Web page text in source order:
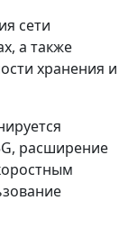
сети
а также
хранения и
расширение